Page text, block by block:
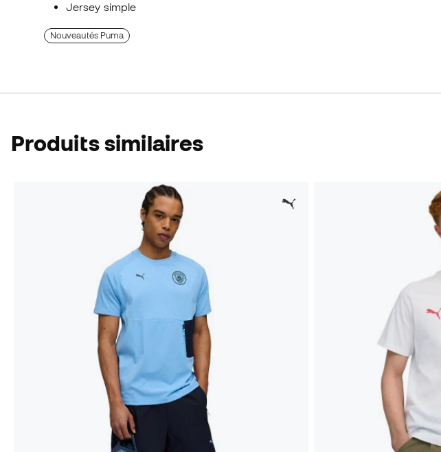
Jersey simple
Nouveautés Puma
Produits similaires